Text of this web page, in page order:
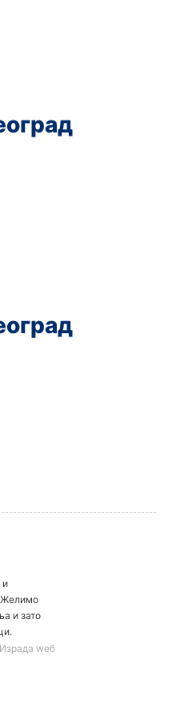
и
Желимо
и зато
wеб